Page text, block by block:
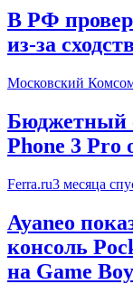
В РФ
из-за
Московский
Бюджетный
Phone 3 Pro
Ferra.ru3 месяца
Ayaneo
консоль
на Game Boy